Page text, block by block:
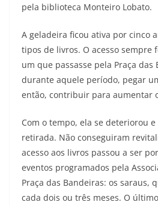
pela biblioteca Monteiro Lobato.
A geladeira ficou ativa por cinco
tipos de livros. O acesso
um que passasse pela Praça das
durante aquele período, pegar
então, contribuir para aumentar
Com o tempo, ela se deteriorou
retirada. Não conseguiram
acesso aos livros passou a ser
eventos programados pela
Praça das Bandeiras: os saraus,
cada dois ou três meses. O